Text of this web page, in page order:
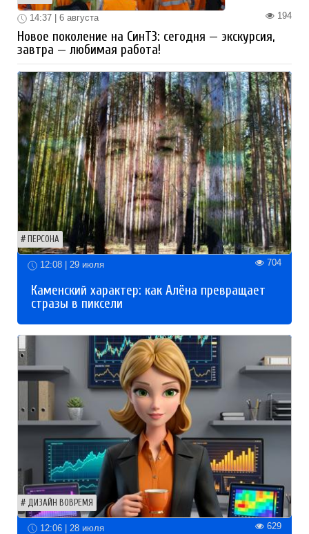
194
14:37 | 6 августа
Новое поколение на СинТЗ: сегодня — экскурсия,
завтра — любимая работа!
ПЕРСОНА
12:08 | 29 июля 704
Каменский характер: как Алёна превращает
стразы в пиксели
ДИЗАЙН ВОВРЕМЯ
12:06 | 28 июля 629